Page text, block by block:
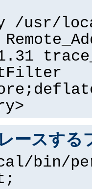
/usr/
ースする
bin/